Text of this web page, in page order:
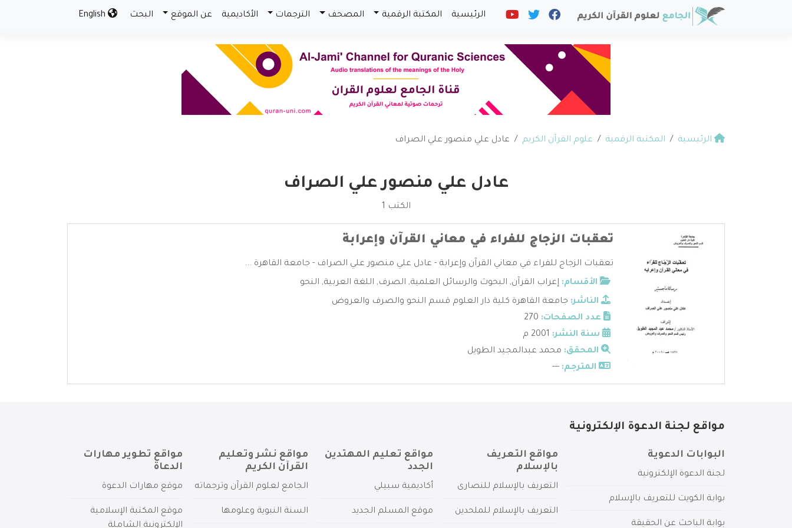
الرئيسية المكتبة الرقمية المصحف الترجمات الأكاديمية عن الموقع البحث
الرئيسية المكتبة الرقمية علوم القرآن الكريم عادل علي منصور علي الصراف
عادل علي منصور علي الصراف
الكتب 1
تعقبات الزجاج للفراء في معاني القرآن وإعرابة
تعقبات الزجاج للفراء في معاني القرآن وإعرابة - عادل علي منصور علي الصراف - جامعة القاهرة ...
الأقسام: إعراب القرآن, البحوث والرسائل العلمية, الصرف, اللغة العربية, النحو
الناشر: جامعة القاهرة كلية دار العلوم قسم النحو والصرف والعروض
عدد الصفحات:
سنة النشر:
المحقق: محمد عبدالمجيد الطويل
المترجم: ---
مواقع لجنة الدعوة الإلكترونية
البوابات الدعوية
لجنة الدعوة الإلكترونية
بوابة الكويت للتعريف بالإسلام
بوابة الباحث عن الحقيقة
مواقع التعريف
بالإسلام
التعريف بالإسلام للنصارى
التعريف بالإسلام للملحدين
مواقع تعليم المهتدين
الجدد
أكاديمية سبيلي
موقع المسلم الجديد
مواقع نشر وتعليم
القرآن الكريم
الجامع لعلوم القرآن وترجماته
السنة النبوية وعلومها
مواقع تطوير مهارات
الدعاة
موقع مهارات الدعوة
موقع المكتبة الإسلامية
الإلكترونية الشاملة